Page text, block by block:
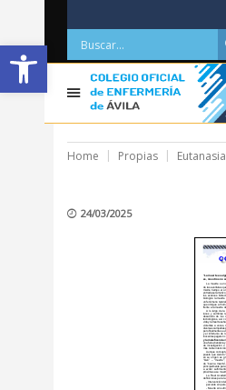
Abrir barra de herramientas
Home Propias
24/03/2025